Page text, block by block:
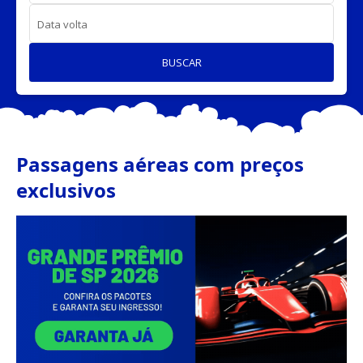
Data volta
BUSCAR
Passagens aéreas com preços
exclusivos